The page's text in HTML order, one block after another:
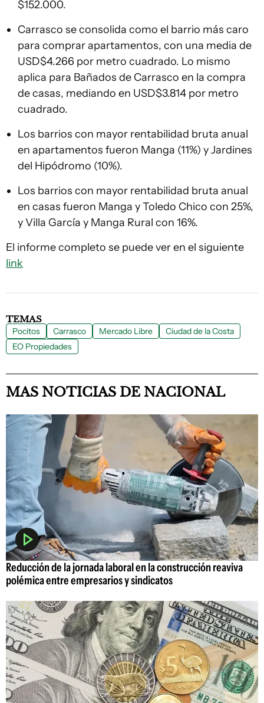
$152.000.
Carrasco se consolida como el barrio más caro
para comprar apartamentos, con una media de
USD$4.266 por metro cuadrado. Lo mismo
aplica para Bañados de Carrasco en la compra
de casas, mediando en USD$3.814 por metro
cuadrado.
Los barrios con mayor rentabilidad bruta anual
en apartamentos fueron Manga (11%) y Jardines
del Hipódromo (10%).
Los barrios con mayor rentabilidad bruta anual
en casas fueron Manga y Toledo Chico con 25%,
y Villa García y Manga Rural con 16%.
El informe completo se puede ver en el siguiente
link
TEMAS
Pocitos Carrasco Mercado Libre
Ciudad de la Costa
EO Propiedades
MAS NOTICIAS DE NACIONAL
Reducción de la jornada laboral en la construcción reaviva
polémica entre empresarios y sindicatos